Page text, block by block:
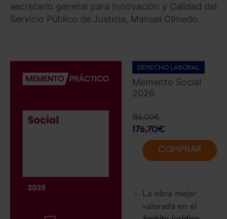
secretario general para Innovación y Calidad del
Servicio Público de Justicia, Manuel Olmedo.
DERECHO LABORAL
Memento Social
2026
186,00€
176,70€
COMPRAR
La obra mejor
valorada en el